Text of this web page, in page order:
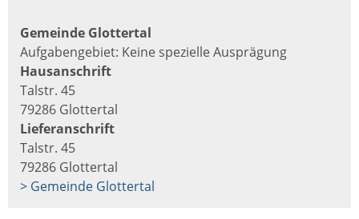
Gemeinde Glottertal
Aufgabengebiet: Keine spezielle Ausprägung
Hausanschrift
Talstr. 45
79286 Glottertal
Lieferanschrift
Talstr. 45
79286 Glottertal
> Gemeinde Glottertal